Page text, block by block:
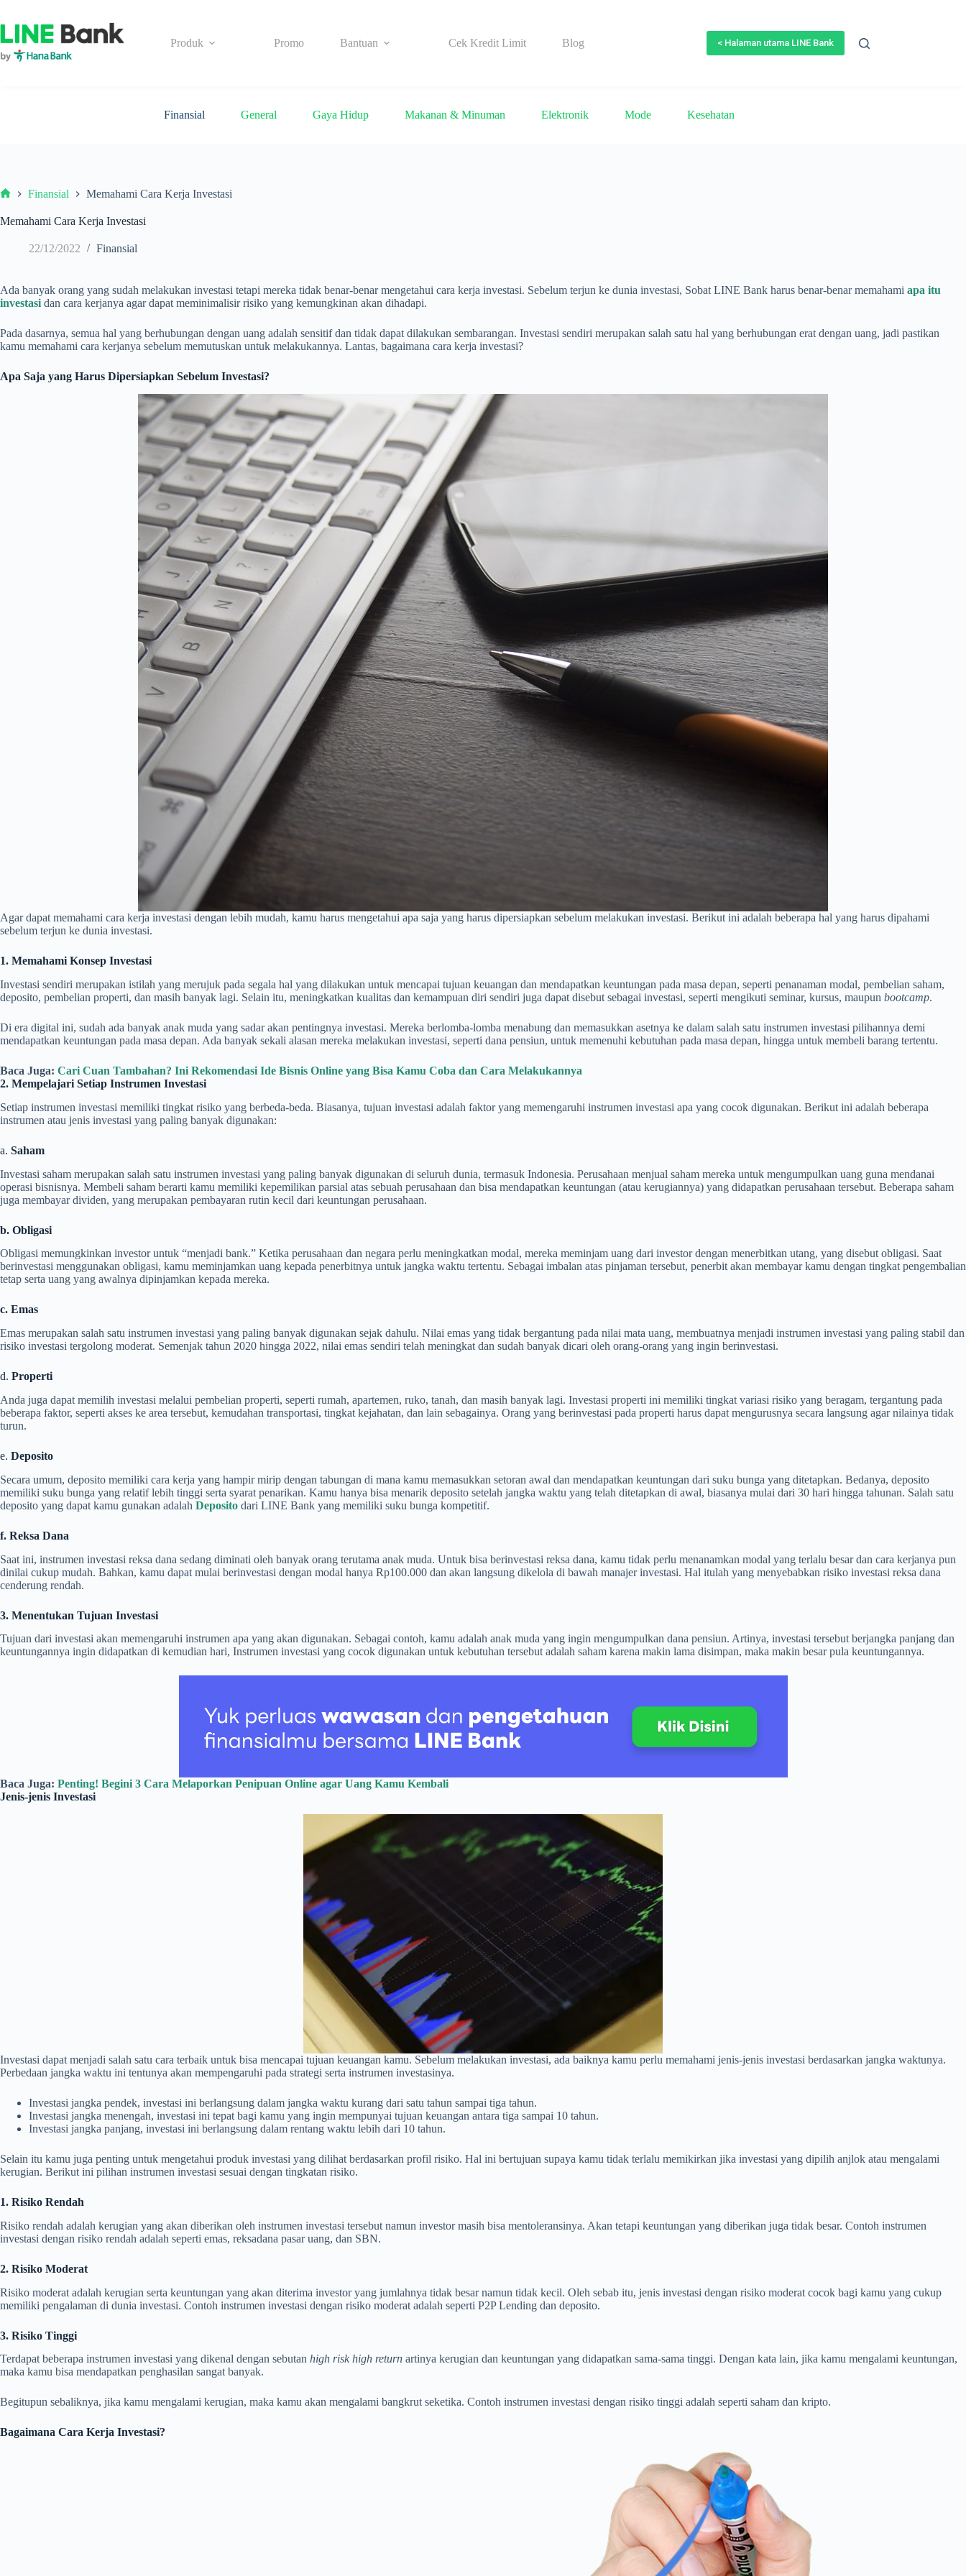
content
Produk
Promo Bantuan Cek Kredit Limit Blog < Halaman utama LINE Bank
Finansial General Gaya Hidup Makanan & Minuman Elektronik Mode Kesehatan
Finansial Memahami Cara Kerja Investasi
Memahami Cara Kerja Investasi
22/12/2022 Finansial
Ada banyak orang yang sudah melakukan investasi tetapi mereka tidak benar-benar mengetahui cara kerja investasi. Sebelum terjun ke dunia investasi, Sobat LINE Bank harus benar-benar memahami apa itu
investasi dan cara kerjanya agar dapat meminimalisir risiko yang kemungkinan akan dihadapi.
Pada dasarnya, semua hal yang berhubungan dengan uang adalah sensitif dan tidak dapat dilakukan sembarangan. Investasi sendiri merupakan salah satu hal yang berhubungan erat dengan uang, jadi pastikan
kamu memahami cara kerjanya sebelum memutuskan untuk melakukannya. Lantas, bagaimana cara kerja investasi?
Apa Saja yang Harus Dipersiapkan Sebelum Investasi?
Agar dapat memahami cara kerja investasi dengan lebih mudah, kamu harus mengetahui apa saja yang harus dipersiapkan sebelum melakukan investasi. Berikut ini adalah beberapa hal yang harus dipahami
sebelum terjun ke dunia investasi.
1. Memahami Konsep Investasi
Investasi sendiri merupakan istilah yang merujuk pada segala hal yang dilakukan untuk mencapai tujuan keuangan dan mendapatkan keuntungan pada masa depan, seperti penanaman modal, pembelian saham,
deposito, pembelian properti, dan masih banyak lagi. Selain itu, meningkatkan kualitas dan kemampuan diri sendiri juga dapat disebut sebagai investasi, seperti mengikuti seminar, kursus, maupun bootcamp.
Di era digital ini, sudah ada banyak anak muda yang sadar akan pentingnya investasi. Mereka berlomba-lomba menabung dan memasukkan asetnya ke dalam salah satu instrumen investasi pilihannya demi
mendapatkan keuntungan pada masa depan. Ada banyak sekali alasan mereka melakukan investasi, seperti dana pensiun, untuk memenuhi kebutuhan pada masa depan, hingga untuk membeli barang tertentu.
Baca Juga: Cari Cuan Tambahan? Ini Rekomendasi Ide Bisnis Online yang Bisa Kamu Coba dan Cara Melakukannya
2. Mempelajari Setiap Instrumen Investasi
Setiap instrumen investasi memiliki tingkat risiko yang berbeda-beda. Biasanya, tujuan investasi adalah faktor yang memengaruhi instrumen investasi apa yang cocok digunakan. Berikut ini adalah beberapa
instrumen atau jenis investasi yang paling banyak digunakan:
a. Saham
Investasi saham merupakan salah satu instrumen investasi yang paling banyak digunakan di seluruh dunia, termasuk Indonesia. Perusahaan menjual saham mereka untuk mengumpulkan uang guna mendanai
operasi bisnisnya. Membeli saham berarti kamu memiliki kepemilikan parsial atas sebuah perusahaan dan bisa mendapatkan keuntungan (atau kerugiannya) yang didapatkan perusahaan tersebut. Beberapa saham
juga membayar dividen, yang merupakan pembayaran rutin kecil dari keuntungan perusahaan.
b. Obligasi
Obligasi memungkinkan investor untuk “menjadi bank.” Ketika perusahaan dan negara perlu meningkatkan modal, mereka meminjam uang dari investor dengan menerbitkan utang, yang disebut obligasi. Saat
berinvestasi menggunakan obligasi, kamu meminjamkan uang kepada penerbitnya untuk jangka waktu tertentu. Sebagai imbalan atas pinjaman tersebut, penerbit akan membayar kamu dengan tingkat pengembalian
tetap serta uang yang awalnya dipinjamkan kepada mereka.
c. Emas
Emas merupakan salah satu instrumen investasi yang paling banyak digunakan sejak dahulu. Nilai emas yang tidak bergantung pada nilai mata uang, membuatnya menjadi instrumen investasi yang paling stabil dan
risiko investasi tergolong moderat. Semenjak tahun 2020 hingga 2022, nilai emas sendiri telah meningkat dan sudah banyak dicari oleh orang-orang yang ingin berinvestasi.
d. Properti
Anda juga dapat memilih investasi melalui pembelian properti, seperti rumah, apartemen, ruko, tanah, dan masih banyak lagi. Investasi properti ini memiliki tingkat variasi risiko yang beragam, tergantung pada
beberapa faktor, seperti akses ke area tersebut, kemudahan transportasi, tingkat kejahatan, dan lain sebagainya. Orang yang berinvestasi pada properti harus dapat mengurusnya secara langsung agar nilainya tidak
turun.
e. Deposito
Secara umum, deposito memiliki cara kerja yang hampir mirip dengan tabungan di mana kamu memasukkan setoran awal dan mendapatkan keuntungan dari suku bunga yang ditetapkan. Bedanya, deposito
memiliki suku bunga yang relatif lebih tinggi serta syarat penarikan. Kamu hanya bisa menarik deposito setelah jangka waktu yang telah ditetapkan di awal, biasanya mulai dari 30 hari hingga tahunan. Salah satu
deposito yang dapat kamu gunakan adalah Deposito dari LINE Bank yang memiliki suku bunga kompetitif.
f. Reksa Dana
Saat ini, instrumen investasi reksa dana sedang diminati oleh banyak orang terutama anak muda. Untuk bisa berinvestasi reksa dana, kamu tidak perlu menanamkan modal yang terlalu besar dan cara kerjanya pun
dinilai cukup mudah. Bahkan, kamu dapat mulai berinvestasi dengan modal hanya Rp100.000 dan akan langsung dikelola di bawah manajer investasi. Hal itulah yang menyebabkan risiko investasi reksa dana
cenderung rendah.
3. Menentukan Tujuan Investasi
Tujuan dari investasi akan memengaruhi instrumen apa yang akan digunakan. Sebagai contoh, kamu adalah anak muda yang ingin mengumpulkan dana pensiun. Artinya, investasi tersebut berjangka panjang dan
keuntungannya ingin didapatkan di kemudian hari, Instrumen investasi yang cocok digunakan untuk kebutuhan tersebut adalah saham karena makin lama disimpan, maka makin besar pula keuntungannya.
Baca Juga: Penting! Begini 3 Cara Melaporkan Penipuan Online agar Uang Kamu Kembali
Jenis-jenis Investasi
Investasi dapat menjadi salah satu cara terbaik untuk bisa mencapai tujuan keuangan kamu. Sebelum melakukan investasi, ada baiknya kamu perlu memahami jenis-jenis investasi berdasarkan jangka waktunya.
Perbedaan jangka waktu ini tentunya akan mempengaruhi pada strategi serta instrumen investasinya.
Investasi jangka pendek, investasi ini berlangsung dalam jangka waktu kurang dari satu tahun sampai tiga tahun.
Investasi jangka menengah, investasi ini tepat bagi kamu yang ingin mempunyai tujuan keuangan antara tiga sampai 10 tahun.
Investasi jangka panjang, investasi ini berlangsung dalam rentang waktu lebih dari 10 tahun.
Selain itu kamu juga penting untuk mengetahui produk investasi yang dilihat berdasarkan profil risiko. Hal ini bertujuan supaya kamu tidak terlalu memikirkan jika investasi yang dipilih anjlok atau mengalami
kerugian. Berikut ini pilihan instrumen investasi sesuai dengan tingkatan risiko.
1. Risiko Rendah
Risiko rendah adalah kerugian yang akan diberikan oleh instrumen investasi tersebut namun investor masih bisa mentoleransinya. Akan tetapi keuntungan yang diberikan juga tidak besar. Contoh instrumen
investasi dengan risiko rendah adalah seperti emas, reksadana pasar uang, dan SBN.
2. Risiko Moderat
Risiko moderat adalah kerugian serta keuntungan yang akan diterima investor yang jumlahnya tidak besar namun tidak kecil. Oleh sebab itu, jenis investasi dengan risiko moderat cocok bagi kamu yang cukup
memiliki pengalaman di dunia investasi. Contoh instrumen investasi dengan risiko moderat adalah seperti P2P Lending dan deposito.
3. Risiko Tinggi
Terdapat beberapa instrumen investasi yang dikenal dengan sebutan high risk high return artinya kerugian dan keuntungan yang didapatkan sama-sama tinggi. Dengan kata lain, jika kamu mengalami keuntungan,
maka kamu bisa mendapatkan penghasilan sangat banyak.
Begitupun sebaliknya, jika kamu mengalami kerugian, maka kamu akan mengalami bangkrut seketika. Contoh instrumen investasi dengan risiko tinggi adalah seperti saham dan kripto.
Bagaimana Cara Kerja Investasi?